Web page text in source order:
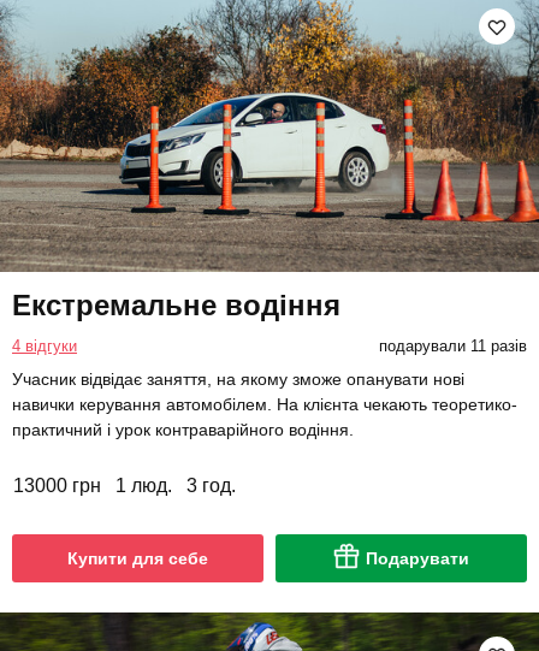
Екстремальне водіння
4 відгуки подарували 11 разів
Учасник відвідає заняття, на якому зможе опанувати нові
навички керування автомобілем. На клієнта чекають теоретико-
практичний і урок контраварійного водіння.
13000 грн 1 люд. 3 год.
Купити для себе Подарувати